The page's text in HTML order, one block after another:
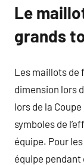
Le
grands
Les maillots de
dimension lors
lors de la
symboles de
équipe. Pour
équipe